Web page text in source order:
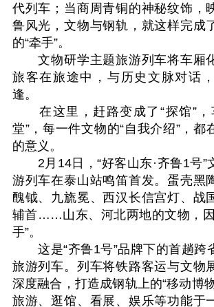
代列车；当商周青铜的神秘纹饰，
鲁风光，文物与钢轨，就这样完成
的“牵手”。
文物研学主题旅游列车将车厢化
旅客在旅途中，与历史文脉对话
逢。
在这里，赶路变成了“探馆”，
堂”，每一件文物的“自我介绍”，都
的意义。
2月14日，“好客山东·齐鲁1号”
游列车在泰山站鸣笛首发。蛋壳黑
醜钺、九旒冕、西汉长信宫灯、战
辅首……山东、河北两地的文物，因
手”。
这是“齐鲁1号”品牌下的首趟跨
旅游列车。列车将铁路客运与文物
深度融合，打造成钢轨上的“移动博
旅游、逛馆、看展、娱乐等功能于